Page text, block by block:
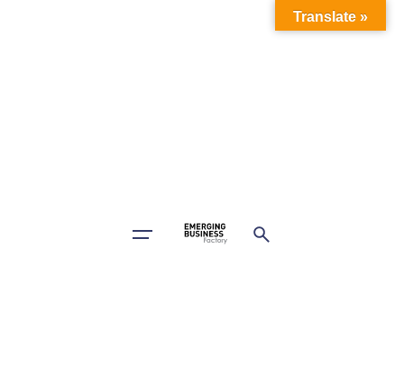
Translate »